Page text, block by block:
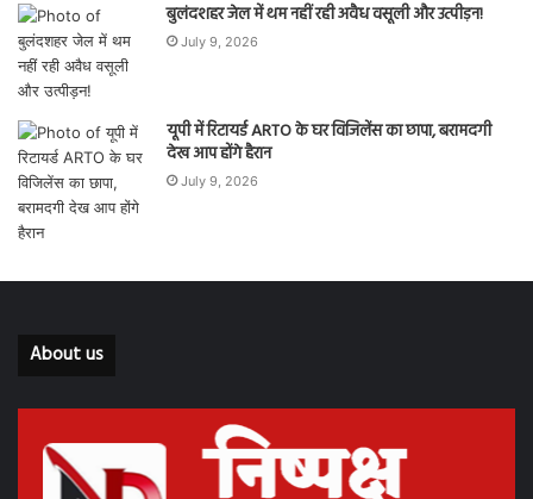
बुलंदशहर जेल में थम नहीं रही अवैध वसूली और उत्पीड़न!
July 9, 2026
यूपी में रिटायर्ड ARTO के घर विजिलेंस का छापा, बरामदगी
देख आप होंगे हैरान
July 9, 2026
About us